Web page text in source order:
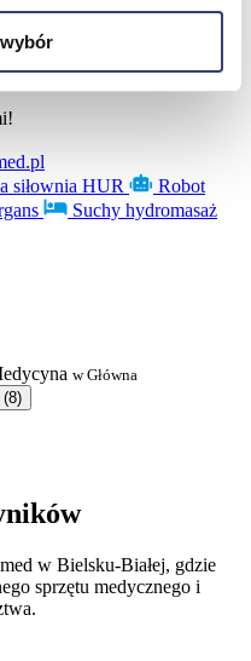
siłownia HUR
Robot
Suchy hydromasaż
w Główna
(8)
w Bielsku-Białej, gdzie
sprzętu medycznego i